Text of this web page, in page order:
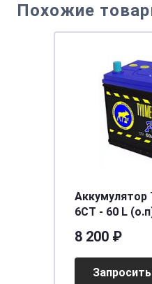
Похожие
6СТ - 60 L
8 200 ₽